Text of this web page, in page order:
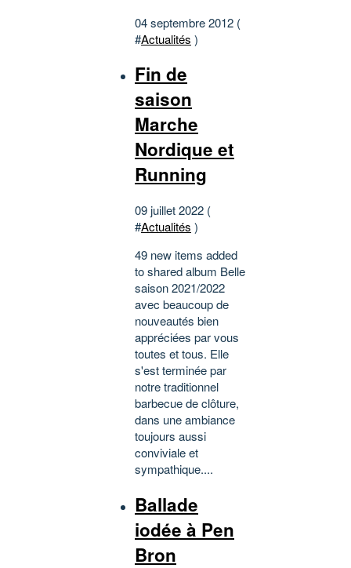
04 septembre 2012 (
#Actualités )
Fin de
saison
Marche
Nordique et
Running
09 juillet 2022 (
#Actualités )
49 new items added
to shared album Belle
saison 2021/2022
avec beaucoup de
nouveautés bien
appréciées par vous
toutes et tous. Elle
s'est terminée par
notre traditionnel
barbecue de clôture,
dans une ambiance
toujours aussi
conviviale et
sympathique....
Ballade
iodée à Pen
Bron